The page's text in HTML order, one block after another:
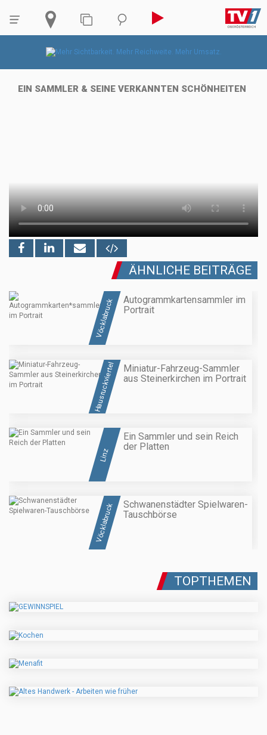
EIN SAMMLER & SEINE VERKANNTEN SCHÖNHEITEN
ÄHNLICHE BEITRÄGE
Vöcklabruck Autogrammkartensammler im
Portrait
Hausruckviertel
Miniatur-Fahrzeug-Sammler
aus Steinerkirchen im Portrait
Linz
Ein Sammler und sein Reich
der Platten
Vöcklabruck
Schwanenstädter Spielwaren-
Tauschbörse
TOPTHEMEN